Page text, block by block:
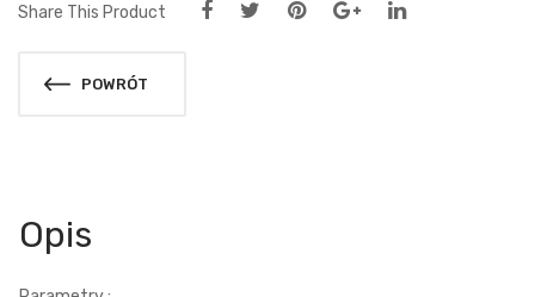
Share This Product
POWRÓT
Opis